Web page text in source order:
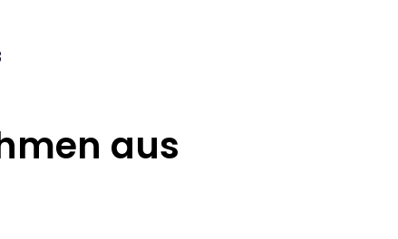
aus